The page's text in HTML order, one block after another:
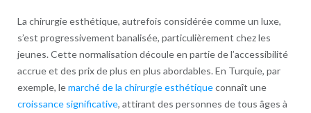
La chirurgie esthétique, autrefois considérée comme un luxe,
s’est progressivement banalisée, particulièrement chez les
jeunes. Cette normalisation découle en partie de l’accessibilité
accrue et des prix de plus en plus abordables. En Turquie, par
exemple, lemarché de la chirurgie esthétiqueconnaît une
croissance significative, attirant des personnes de tous âges à